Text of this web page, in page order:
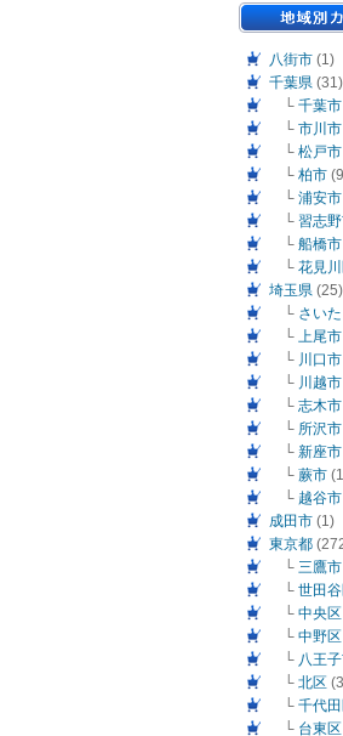
八街市 (1)
千葉県 (31)
└ 千葉市
└ 市川市
└ 松戸市
└ 柏市
└ 浦安市
└ 習志
└ 船橋市
└ 花見
埼玉県 (25)
└ さい
└ 上尾市
└ 川口市
└ 川越市
└ 志木市
└ 所沢市
└ 新座市
└ 蕨市
└ 越谷市
成田市 (1)
東京都
└ 三鷹市
└ 世田
└ 中央区
└ 中野区
└ 八王
└ 北区
└ 千代
└ 台東区